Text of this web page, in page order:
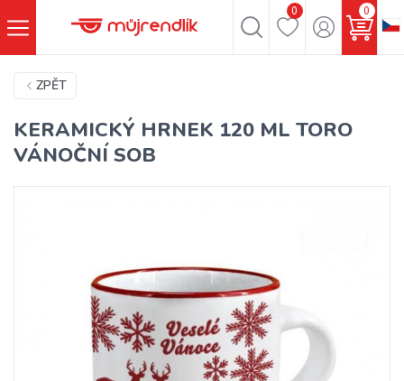
0 0
ZPĚT
KERAMICKÝ HRNEK 120 ML TORO
VÁNOČNÍ SOB